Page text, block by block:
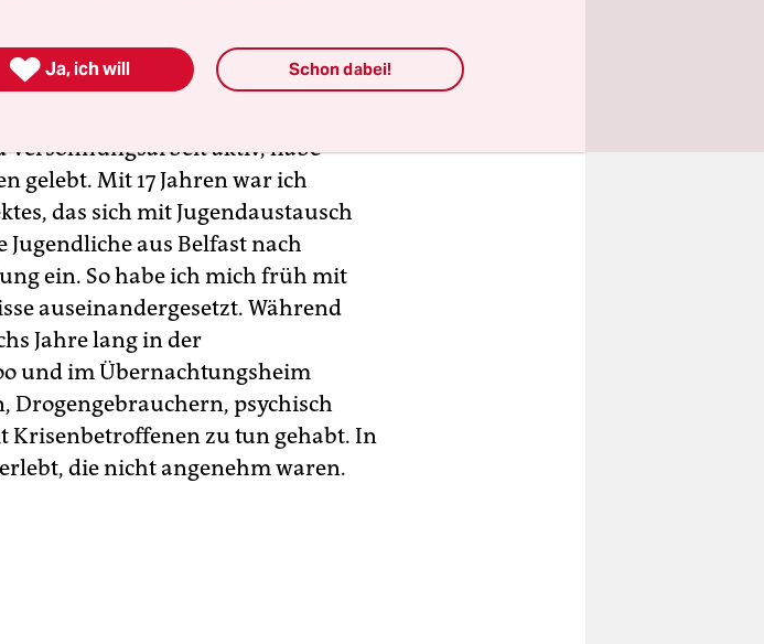
Sie?
aktiv, habe
gelebt. Mit 17 Jahren war ich
das sich mit Jugendaustausch
aus Belfast nach
ein. So habe ich mich früh mit
auseinandergesetzt. Während
Jahre lang in der
und im Übernachtungsheim
Drogengebrauchern, psychisch
zu tun gehabt. In
die nicht angenehm waren.
 Ja, ich will Schon dabei!